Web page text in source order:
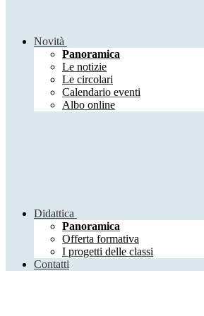
Novità
Panoramica
Le notizie
Le circolari
Calendario eventi
Albo online
Didattica
Panoramica
Offerta formativa
I progetti delle classi
Contatti